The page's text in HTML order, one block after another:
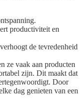
productiviteit en
de tevredenheid
ze vaak aan producten
zijn. Dit maakt dat
Door
dag genieten van een